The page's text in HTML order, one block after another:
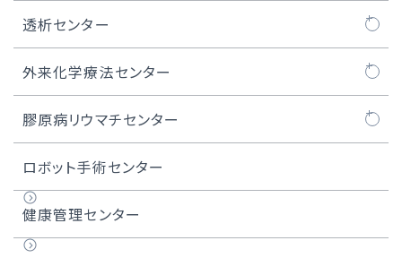
実績
喉頭がん
上顎洞がん
唾液腺がん
甲状腺がん
頭頸部アルミノックス治療
内視鏡センター長のご紹介
閉塞性動脈硬化症
ASOの治療例
難易度の高い治療例
頸動脈センターについて
頸動脈ステント留置術
難易度の高いCAS・頸動脈ステント留置術
医師紹介
透析センター
透析センターについて
外来化学療法センター
外来化学療法センターについて
化学療法レジメン一覧
膠原病リウマチセンター
膠原病リウマチセンターについて
膠原病リウマチセンター長のご紹介
ロボット手術センター
健康管理センター